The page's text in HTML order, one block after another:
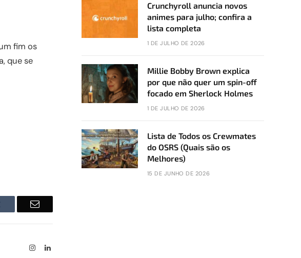
fim os
que se
Email
InstagramLinkedIn
Crunchyroll anuncia novos
animes para julho; confira a
lista completa
1 DE JULHO DE 2026
Millie Bobby Brown explica
por que não quer um spin-off
focado em Sherlock Holmes
1 DE JULHO DE 2026
Lista de Todos os Crewmates
do OSRS (Quais são os
Melhores)
15 DE JUNHO DE 2026